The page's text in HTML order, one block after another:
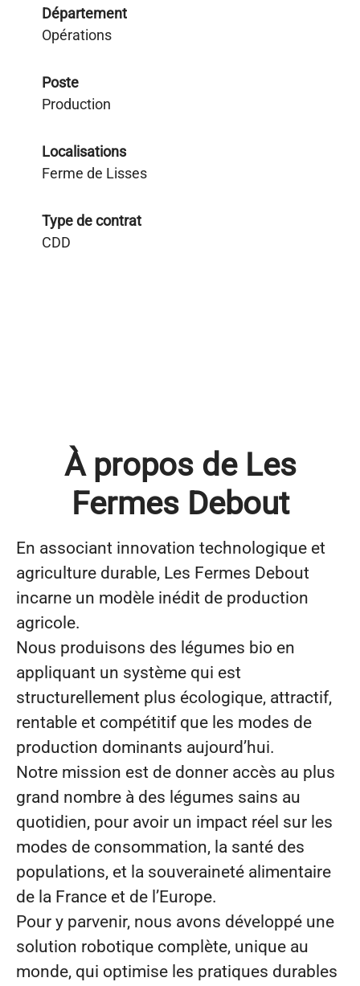
Département
Opérations
Poste
Production
Localisations
Ferme de Lisses
Type de contrat
CDD
À propos de Les
Fermes Debout
En associant innovation technologique et
agriculture durable, Les Fermes Debout
incarne un modèle inédit de production
agricole.
Nous produisons des légumes bio en
appliquant un système qui est
structurellement plus écologique, attractif,
rentable et compétitif que les modes de
production dominants aujourd’hui.
Notre mission est de donner accès au plus
grand nombre à des légumes sains au
quotidien, pour avoir un impact réel sur les
modes de consommation, la santé des
populations, et la souveraineté alimentaire
de la France et de l’Europe.
Pour y parvenir, nous avons développé une
solution robotique complète, unique au
monde, qui optimise les pratiques durables